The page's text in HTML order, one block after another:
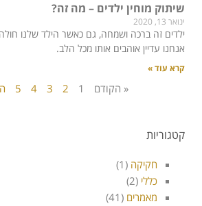
שיתוק מוחין ילדים – מה זה?
ינואר 13, 2020
ילדים זה ברכה ושמחה, גם כאשר הילד שלנו חולה
אנחנו עדיין אוהבים אותו מכל הלב.
קרא עוד »
« הקודם 1
2
3
4
5
קטגוריות
חקיקה (1)
כללי (2)
מאמרים (41)